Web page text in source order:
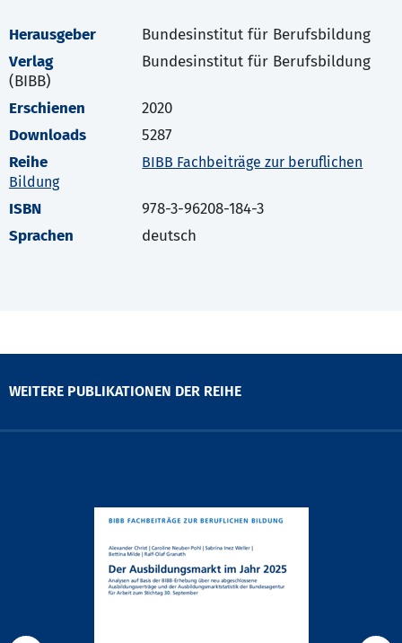
Herausgeber
Bundesinstitut für Berufsbildung
Verlag
Bundesinstitut für Berufsbildung
(BIBB)
Erschienen
2020
Downloads
5287
Reihe
BIBB Fachbeiträge zur beruflichen
Bildung
ISBN
978-3-96208-184-3
Sprachen
deutsch
WEITERE PUBLIKATIONEN DER REIHE